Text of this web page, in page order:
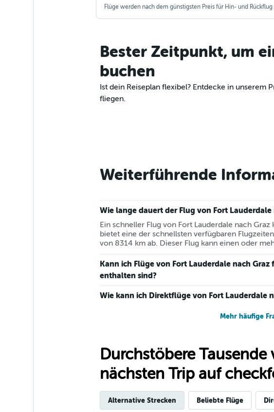
Flüge werden nach dem günstigsten Preis für Hin- und Rückflug
Bester Zeitpunkt, um
buchen
Ist dein Reiseplan flexibel? Entdecke in unserem
fliegen.
Weiterführende
Wie lange dauert der Flug von Fort Lauderdale
Ein schneller Flug von Fort Lauderdale nach Graz
bietet eine der schnellsten verfügbaren
von 8314 km ab. Dieser Flug kann einen oder
Kann ich Flüge von Fort Lauderdale nach
enthalten sind?
Wie kann ich Direktflüge von Fort Lauderdale
Mehr häufige
Durchstöbere
nächsten Trip auf
Alternative Strecken Beliebte Flüge